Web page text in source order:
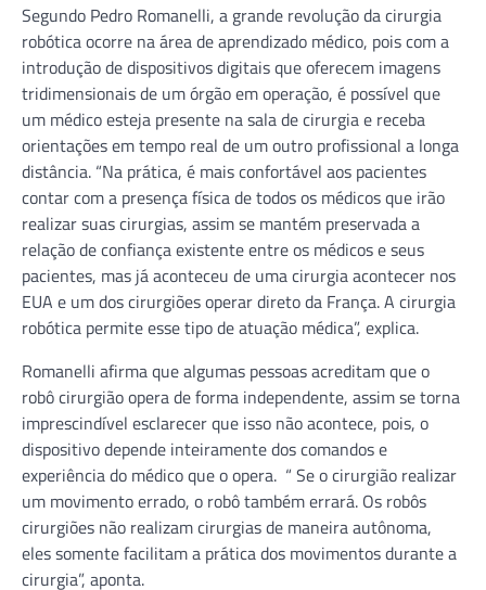
Segundo Pedro Romanelli, a grande revolução da cirurgia
robótica ocorre na área de aprendizado médico, pois com a
introdução de dispositivos digitais que oferecem imagens
tridimensionais de um órgão em operação, é possível que
um médico esteja presente na sala de cirurgia e receba
orientações em tempo real de um outro profissional a longa
distância. “Na prática, é mais confortável aos pacientes
contar com a presença física de todos os médicos que irão
realizar suas cirurgias, assim se mantém preservada a
relação de confiança existente entre os médicos e seus
pacientes, mas já aconteceu de uma cirurgia acontecer nos
EUA e um dos cirurgiões operar direto da França. A cirurgia
robótica permite esse tipo de atuação médica”, explica.
Romanelli afirma que algumas pessoas acreditam que o
robô cirurgião opera de forma independente, assim se torna
imprescindível esclarecer que isso não acontece, pois, o
dispositivo depende inteiramente dos comandos e
experiência do médico que o opera. “ Se o cirurgião realizar
um movimento errado, o robô também errará. Os robôs
cirurgiões não realizam cirurgias de maneira autônoma,
eles somente facilitam a prática dos movimentos durante a
cirurgia”, aponta.